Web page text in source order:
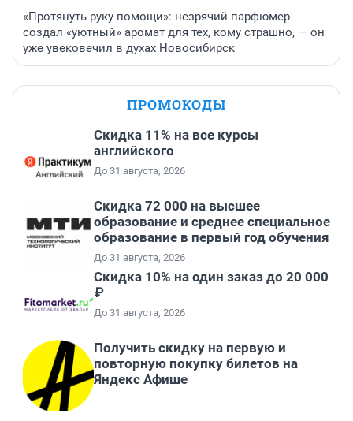
«Протянуть руку помощи»: незрячий парфюмер
создал «уютный» аромат для тех, кому страшно, — он
уже увековечил в духах Новосибирск
ПРОМОКОДЫ
Скидка 11% на все курсы
английского
До 31 августа, 2026
Скидка 72 000 на высшее
образование и среднее специальное
образование в первый год обучения
До 31 августа, 2026
Скидка 10% на один заказ до 20 000
₽
До 31 августа, 2026
Получить скидку на первую и
повторную покупку билетов на
Яндекс Афише